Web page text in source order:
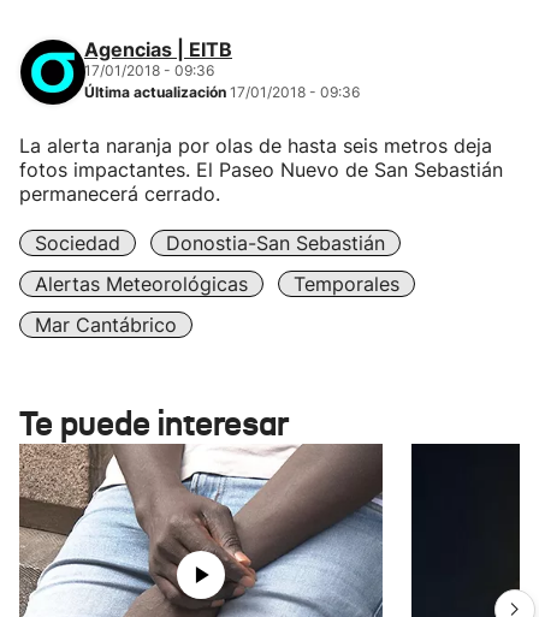
Agencias | EITB
17/01/2018 - 09:36
Última actualización 17/01/2018 - 09:36
La alerta naranja por olas de hasta seis metros deja
fotos impactantes. El Paseo Nuevo de San Sebastián
permanecerá cerrado.
Sociedad
Donostia-San Sebastián
Alertas Meteorológicas
Temporales
Mar Cantábrico
Te puede interesar